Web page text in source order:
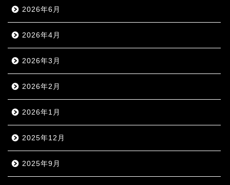
2026年6月
2026年4月
2026年3月
2026年2月
2026年1月
2025年12月
2025年9月